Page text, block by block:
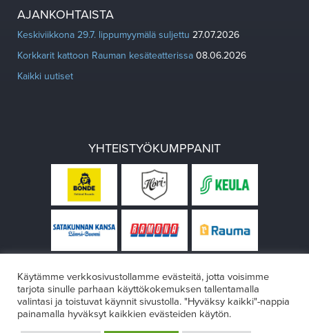
AJANKOHTAISTA
Keskiviikkona 29.7. lippumyymälä suljettu 27.07.2026
Korkkarit kattoon Rauman kesäteatterissa 08.06.2026
Kaikki uutiset
YHTEISTYÖKUMPPANIT
Käytämme verkkosivustollamme evästeitä, jotta voisimme
tarjota sinulle parhaan käyttökokemuksen tallentamalla
valintasi ja toistuvat käynnit sivustolla. "Hyväksy kaikki"-nappia
painamalla hyväksyt kaikkien evästeiden käytön.